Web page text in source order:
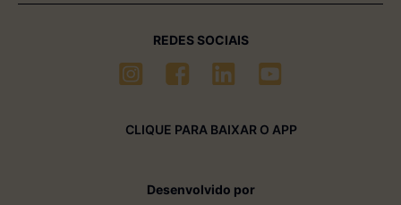
(54) 99611-6238 (seg à sexta-feira)
sac01@multimóveis.comREDES SOCIAIS
CLIQUE PARA BAIXAR O APP
Desenvolvido por